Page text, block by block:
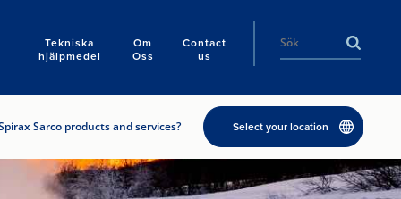
Tekniska
hjälpmedel
Om
Oss
Contact
us
Sarco products and services? Select your location